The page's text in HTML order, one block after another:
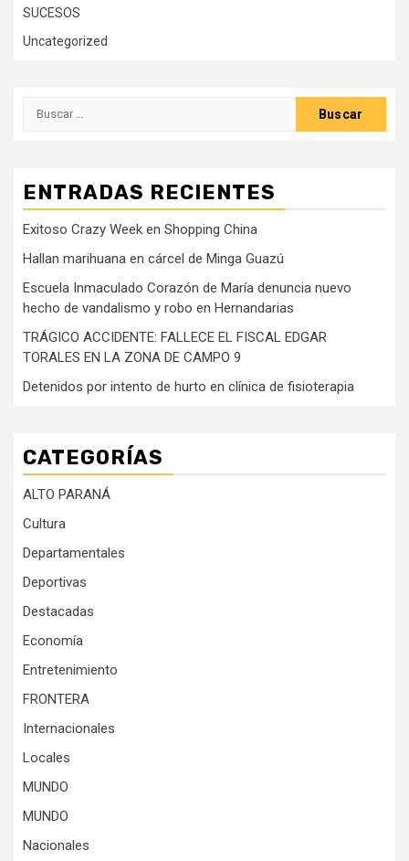
SUCESOS
Uncategorized
Buscar:
ENTRADAS RECIENTES
Exitoso Crazy Week en Shopping China
Hallan marihuana en cárcel de Minga Guazú
Escuela Inmaculado Corazón de María denuncia nuevo
hecho de vandalismo y robo en Hernandarias
TRÁGICO ACCIDENTE: FALLECE EL FISCAL EDGAR
TORALES EN LA ZONA DE CAMPO 9
Detenidos por intento de hurto en clínica de fisioterapia
CATEGORÍAS
ALTO PARANÁ
Cultura
Departamentales
Deportivas
Destacadas
Economía
Entretenimiento
FRONTERA
Internacionales
Locales
MUNDO
MUNDO
Nacionales